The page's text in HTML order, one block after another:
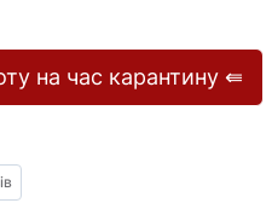
на час карантину ⇚